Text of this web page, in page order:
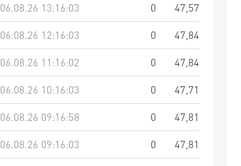
06.08.26 13:16:03
0
47,57
06.08.26 12:16:03
0
47,84
06.08.26 11:16:02
0
47,84
06.08.26 10:16:03
0
47,71
06.08.26 09:16:58
0
47,81
06.08.26 09:16:03
0
47,81